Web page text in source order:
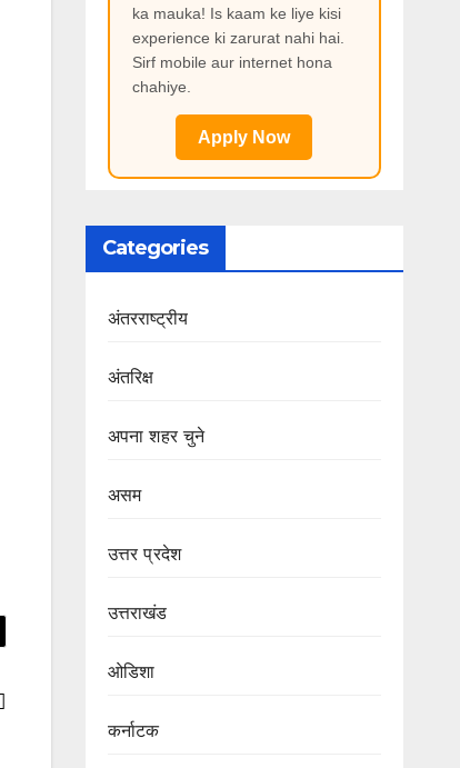
ka mauka! Is kaam ke liye kisi
experience ki zarurat nahi hai.
Sirf mobile aur internet hona
chahiye.
Apply Now
Categories
अंतरराष्ट्रीय
अंतरिक्ष
अपना शहर चुने
असम
उत्तर प्रदेश
उत्तराखंड
ओडिशा
कर्नाटक